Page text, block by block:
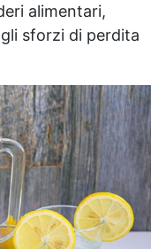
alimentari,
sforzi di perdita